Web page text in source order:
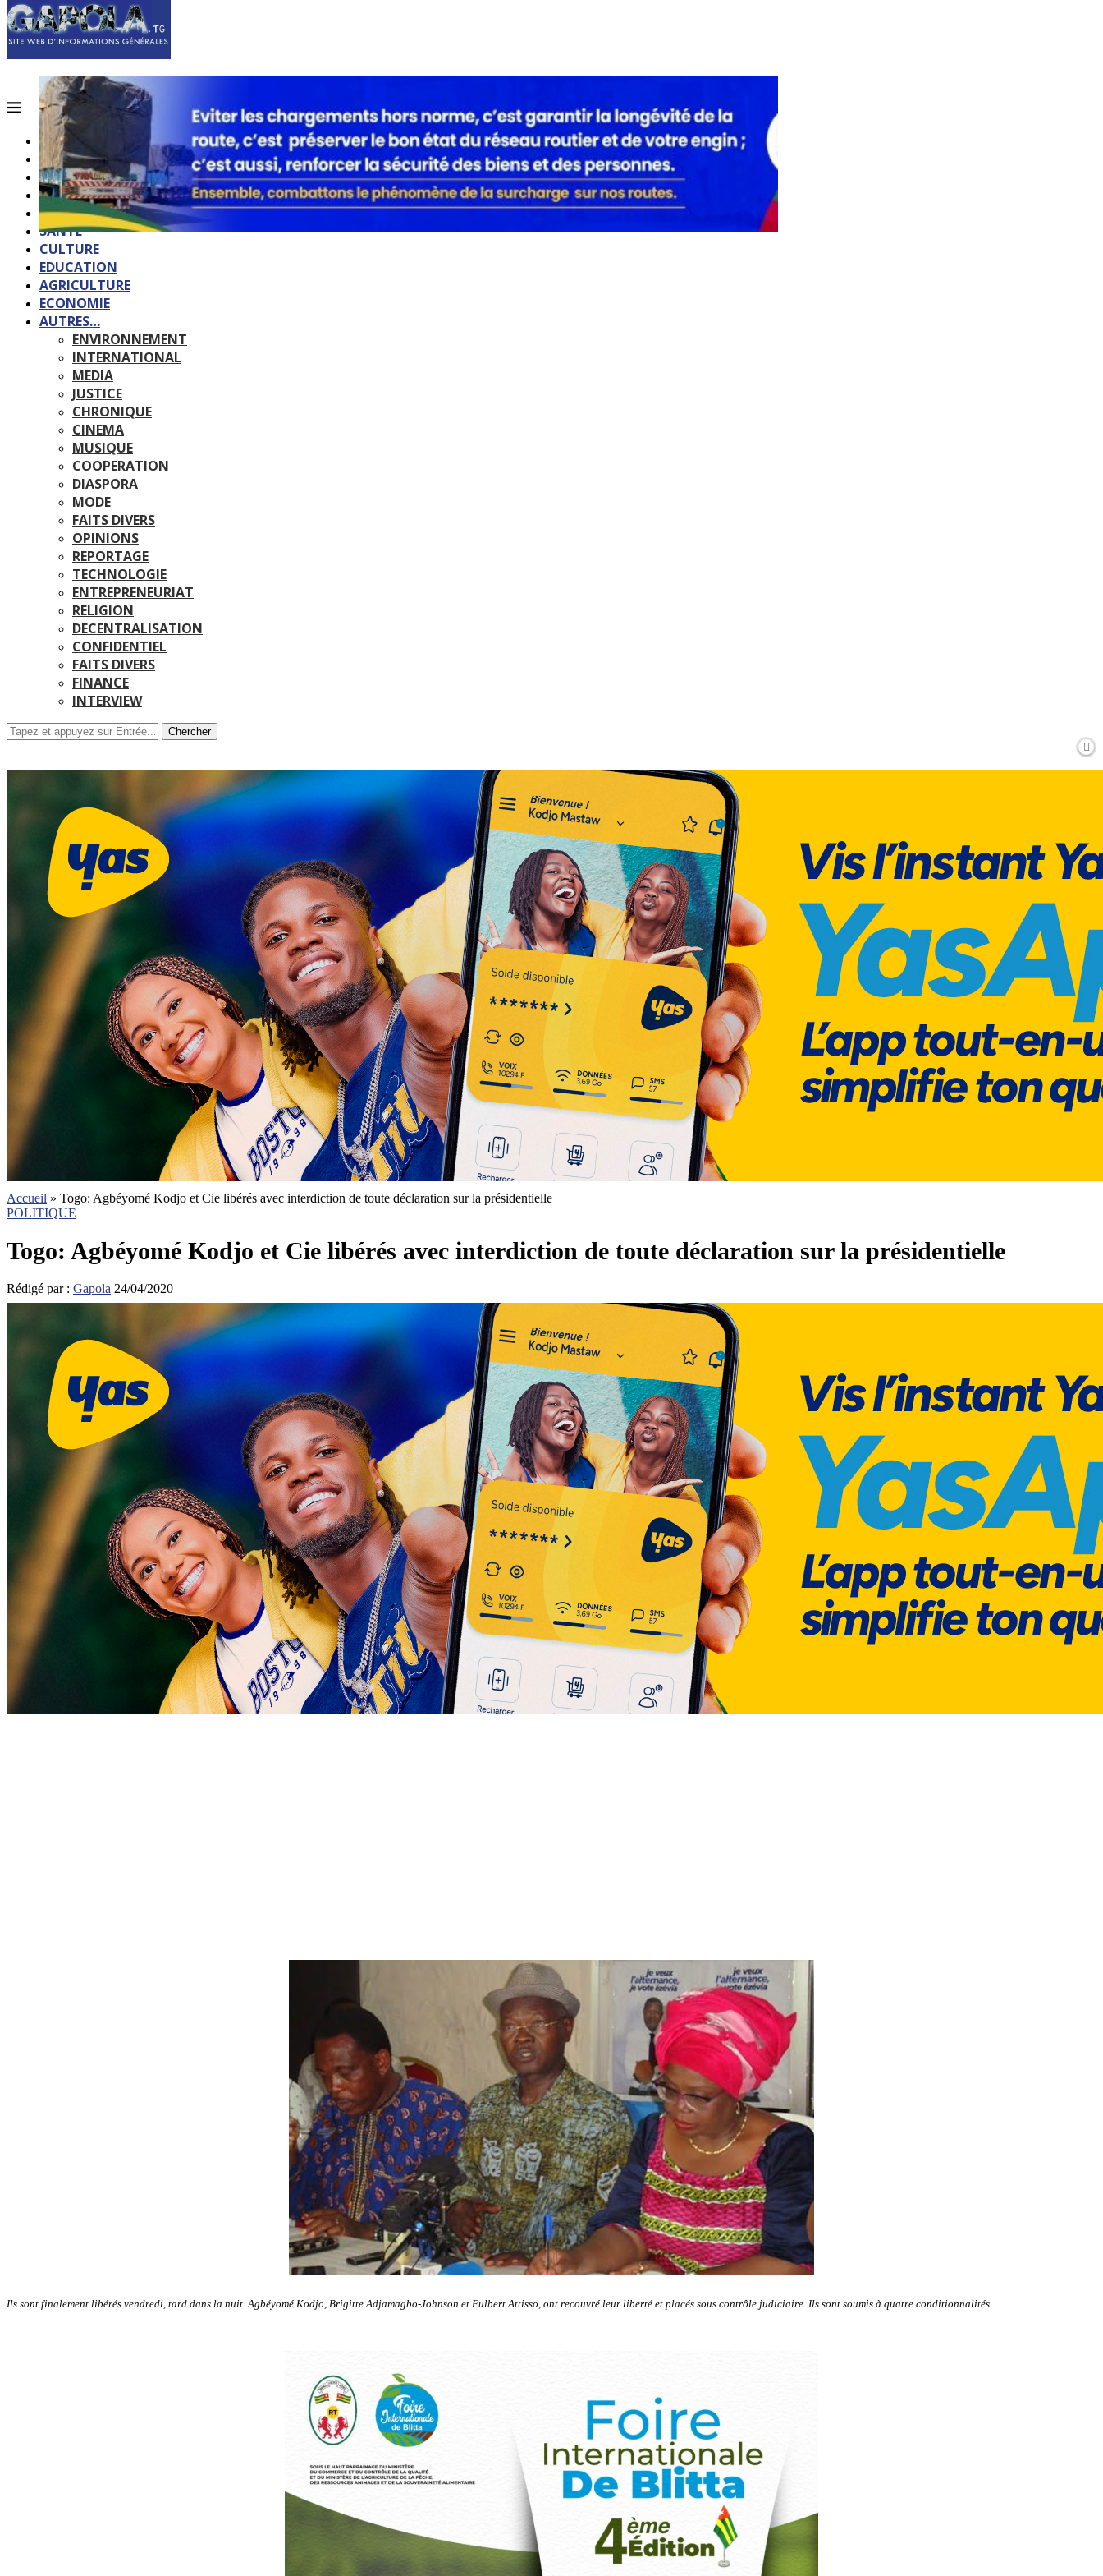
ACCUEIL
QUI SOMMES-NOUS?
POLITIQUE
SOCIETE
SPORTS
SANTE
CULTURE
EDUCATION
AGRICULTURE
ECONOMIE
AUTRES…
ENVIRONNEMENT
INTERNATIONAL
MEDIA
JUSTICE
CHRONIQUE
CINEMA
MUSIQUE
COOPERATION
DIASPORA
MODE
FAITS DIVERS
OPINIONS
REPORTAGE
TECHNOLOGIE
ENTREPRENEURIAT
RELIGION
DECENTRALISATION
CONFIDENTIEL
FAITS DIVERS
FINANCE
INTERVIEW
Chercher
Accueil » Togo: Agbéyomé Kodjo et Cie libérés avec interdiction de toute déclaration sur la présidentielle
POLITIQUE
Togo: Agbéyomé Kodjo et Cie libérés avec interdiction de toute déclaration sur la présidentielle
Rédigé par : Gapola 24/04/2020
Ils sont finalement libérés vendredi, tard dans la nuit. Agbéyomé Kodjo, Brigitte Adjamagbo-Johnson et Fulbert Attisso, ont recouvré leur liberté et placés sous contrôle judiciaire. Ils sont soumis à quatre conditionnalités.